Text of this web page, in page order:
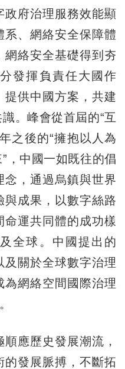
政府治理服務效能顯
系、網絡安全保障體
網絡安全基礎得到夯
發揮負責任大國作
提供中國方案，共建
。峰會從首屆的“互
之後的“擁抱以人為
，中國一如既往的倡
念，通過烏鎮與世界
與成果，以數字絲路
命運共同體的成功樣
全球。中國提出的
及關於全球數字治理
網絡空間國際治理
應歷史發展潮流，
的發展脈搏，不斷拓